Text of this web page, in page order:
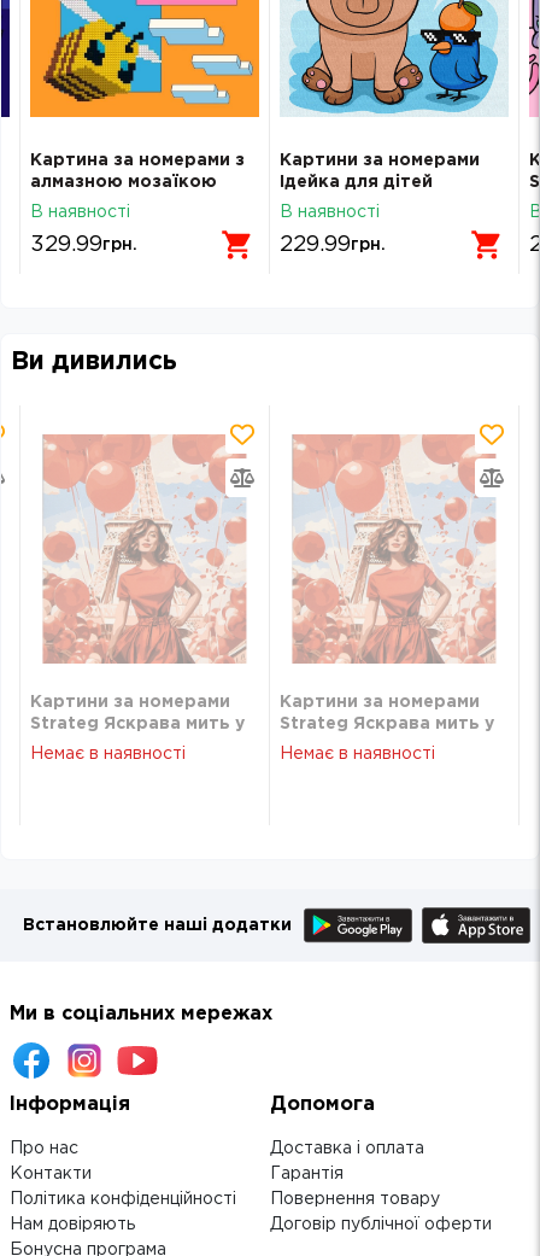
Картина за номерами з
алмазною мозаїкою
Santi Майнкрафт
В наявності
329.99грн.
Картини за номерами
Ідейка для дітей
Капібара і пташка в
В наявності
229.99грн.
Ви дивились
Картини за номерами
Strateg Яскрава мить у
Парижі 40х50 см VA-
Немає в наявності
Картини за номерами
Strateg Яскрава мить у
Парижі 40х50 см VA-
Немає в наявності
Встановлюйте наші додатки
Ми в соціальних мережах
Інформація
Про нас
Контакти
Політика конфіденційності
Нам довіряють
Бонусна програма
Допомога
Доставка і оплата
Гарантія
Повернення товару
Договір публічної оферти